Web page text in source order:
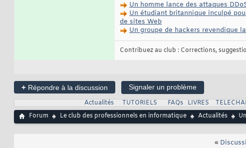
Un homme lance des attaques
Un étudiant britannique inculpé
de sites Web
Un groupe de hackers revendique
Contribuez au club : Corrections,
+ Répondre à la discussion
Signaler un problème
Actualités
TUTORIELS FAQs LIVRES
Forum
Le club des professionnels en informatique Actualités
«